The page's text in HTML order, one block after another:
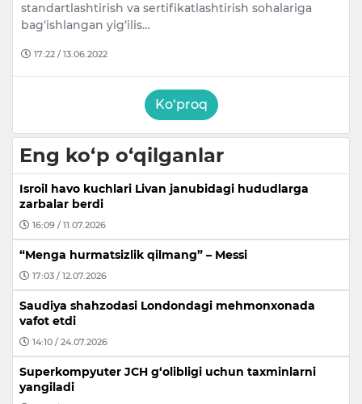
standartlashtirish va sertifikatlashtirish sohalariga
bag‘ishlangan yig‘ilis…
17:22 / 13.06.2022
Ko‘proq
Eng ko‘p o‘qilganlar
Isroil havo kuchlari Livan janubidagi hududlarga
zarbalar berdi
16:09 / 11.07.2026
“Menga hurmatsizlik qilmang” – Messi
17:03 / 12.07.2026
Saudiya shahzodasi Londondagi mehmonxonada
vafot etdi
14:10 / 24.07.2026
Superkompyuter JCH g‘olibligi uchun taxminlarni
yangiladi